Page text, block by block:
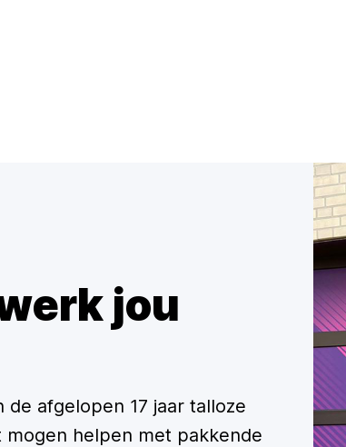
jou
afgelopen 17 jaar talloze
helpen met pakkende